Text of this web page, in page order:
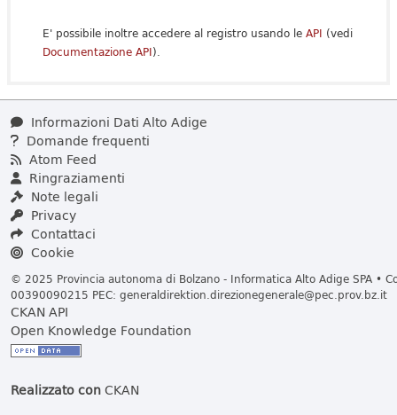
E' possibile inoltre accedere al registro usando le API (vedi
Documentazione API).
Informazioni Dati Alto Adige
Domande frequenti
Atom Feed
Ringraziamenti
Note legali
Privacy
Contattaci
Cookie
© 2025 Provincia autonoma di Bolzano - Informatica Alto Adige SPA •
00390090215 PEC: generaldirektion.direzionegenerale@pec.prov.bz.it
CKAN API
Open Knowledge Foundation
Realizzato conCKAN